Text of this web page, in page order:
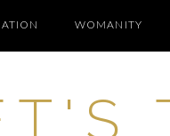
WOMANITY